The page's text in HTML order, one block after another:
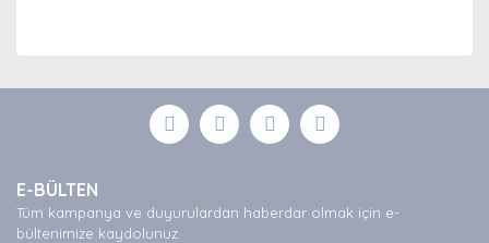
Yorum Yaz
formunu kullanarak tarafımıza iletebilirsiniz.
Görüş ve önerileriniz için teşekkür ederiz.
Ürün açıklamasında eksik bilgiler bulunuyor.
Ürün bilgilerinde hatalar bulunuyor.
E-BÜLTEN
Tüm kampanya ve duyurulardan haberdar olmak için e-
bültenimize kaydolunuz.